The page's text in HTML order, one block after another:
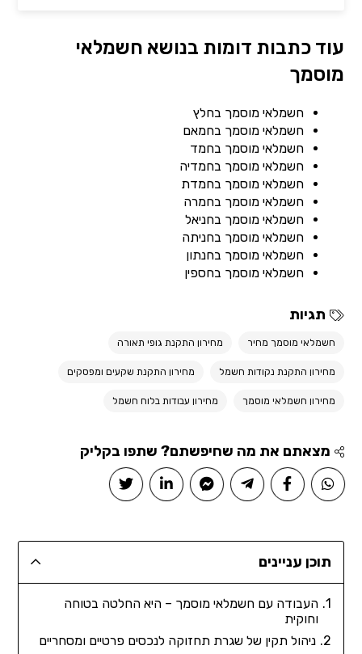
עוד כתבות דומות בנושא חשמלאי
מוסמך
חשמלאי מוסמך בחלץ
חשמלאי מוסמך בחמאם
חשמלאי מוסמך בחמד
חשמלאי מוסמך בחמדיה
חשמלאי מוסמך בחמדת
חשמלאי מוסמך בחמרה
חשמלאי מוסמך בחניאל
חשמלאי מוסמך בחניתה
חשמלאי מוסמך בחנתון
חשמלאי מוסמך בחספין
תגיות
חשמלאי מוסמך מחיר מחירון התקנת גופי תאורה
מחירון התקנת נקודות חשמל מחירון התקנת שקעים ומפסקים
מחירון חשמלאי מוסמך מחירון עבודות בלוח חשמל
מצאתם את מה שחיפשתם? שתפו בקליק
תוכן עניינים
העבודה עם חשמלאי מוסמך – היא החלטה בטוחה
וחוקית
ניהול תקין של שגרת תחזוקה לנכסים פרטיים ומסחריים